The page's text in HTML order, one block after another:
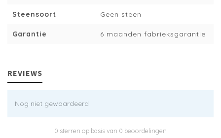
Steensoort Geen steen
Garantie 6 maanden fabrieksgarantie
REVIEWS
Nog niet gewaardeerd
0 sterren op basis van 0 beoordelingen